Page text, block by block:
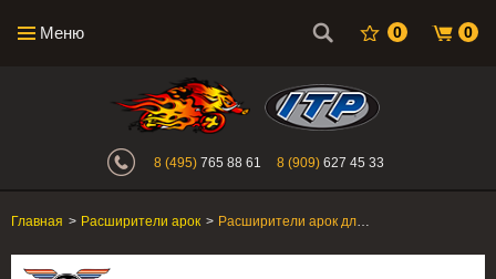
Меню 0 0
Интернет-магазин "Поросенок".
8 (495) 765 88 61 8 (909) 627 45 33
Главная > Расширители арок > Расширители арок для квадроцикла Polaris Sportsman XP 550/850 Direction 2 Inc